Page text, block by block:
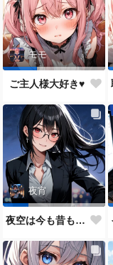
モモ
ご主人様大好き♥
夜宵
夜空は今も昔も変わらないね♥